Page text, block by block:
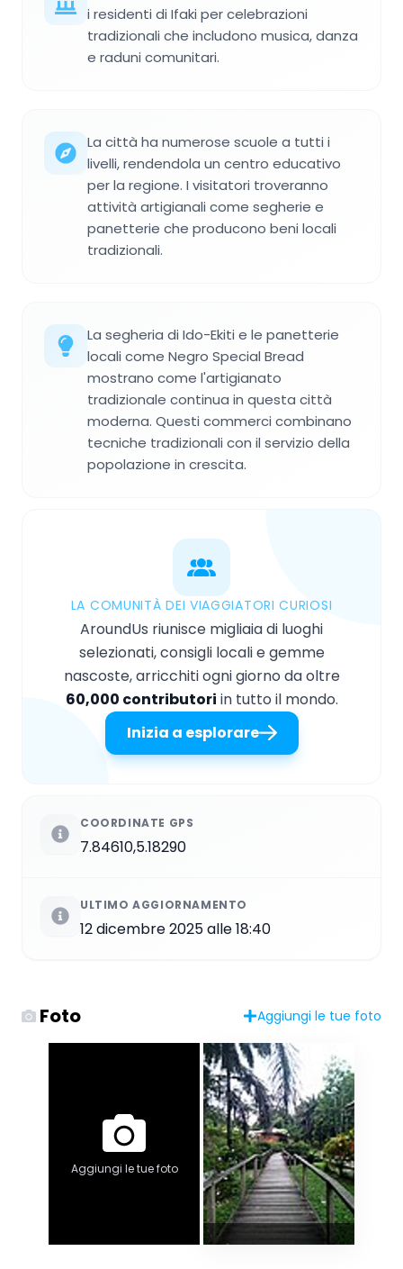
i residenti di Ifaki per celebrazioni
tradizionali che includono musica, danza
e raduni comunitari.
La città ha numerose scuole a tutti i
livelli, rendendola un centro educativo
per la regione. I visitatori troveranno
attività artigianali come segherie e
panetterie che producono beni locali
tradizionali.
La segheria di Ido-Ekiti e le panetterie
locali come Negro Special Bread
mostrano come l'artigianato
tradizionale continua in questa città
moderna. Questi commerci combinano
tecniche tradizionali con il servizio della
popolazione in crescita.
LA COMUNITÀ DEI VIAGGIATORI CURIOSI
AroundUs riunisce migliaia di luoghi
selezionati, consigli locali e gemme
nascoste, arricchiti ogni giorno da oltre
60,000 contributori in tutto il mondo.
Inizia a esplorare
COORDINATE GPS
7.84610,5.18290
ULTIMO AGGIORNAMENTO
12 dicembre 2025 alle 18:40
Foto Aggiungi le tue foto
Aggiungi le tue foto